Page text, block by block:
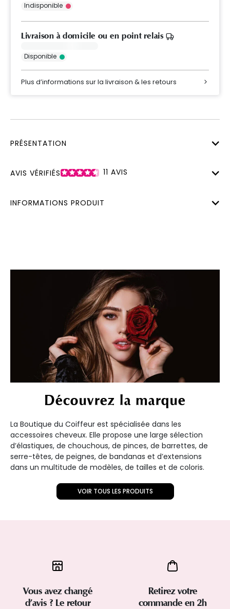
Indisponible
Livraison à domicile ou en point relais
Disponible
Plus d’informations sur la livraison & les retours
PRÉSENTATION
AVIS VÉRIFIÉS 11 AVIS
INFORMATIONS PRODUIT
Découvrez la marque
La Boutique du Coiffeur est spécialisée dans les
accessoires cheveux. Elle propose une large sélection
d’élastiques, de chouchous, de pinces, de barrettes, de
serre-têtes, de peignes, de bandanas et d’extensions
dans un multitude de modèles, de tailles et de coloris.
VOIR TOUS LES PRODUITS
Vous avez changé
d’avis ? Le retour
Retirez votre
commande en 2h